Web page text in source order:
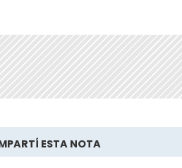
ESTA NOTA